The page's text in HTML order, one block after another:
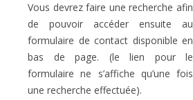
Vous devrez faire une recherche afin
de pouvoir accéder ensuite au
formulaire de contact disponible en
bas de page. (le lien pour le
formulaire ne s’affiche qu’une fois
une recherche effectuée).